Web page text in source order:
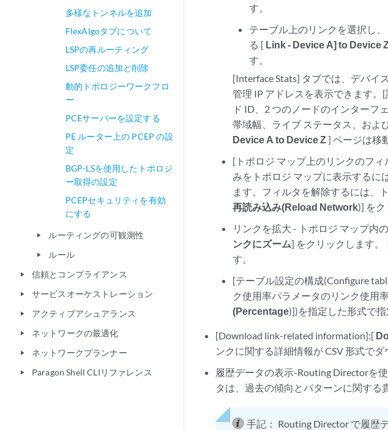
多様なトンネルを追加
FlexAlgoタブについて
LSPの再ルーティング
LSP委任の追加と削除
動的トポロジーワークフロ
ー
PCEサーバーを設定する
PE ルーター上の PCEP の設
定
BGP-LSを使用したトポロジ
ー取得の設定
PCEPセキュリティを有効
にする
play_arrow ルーティングの可観測性
play_arrow ルール
play_arrow 信頼とコンプライアンス
play_arrow サービスオーケストレーション
play_arrow アクティブアシュアランス
play_arrow ネットワークの最適化
play_arrow ネットワークプランナー
play_arrow Paragon Shell CLIリファレンス
す。
テーブル上のリンクを選択し
る [ Link - Device A] to Device
す。
[Interface Stats] タブでは、デバイ
管理 IP アドレスを表示できます
ド ID、2 つのノードのインターフ
帯域幅、ライブ ステータス、およ
Device A to Device Z] ページは移
[トポロジ マップ上のリンクのフ
みをトポロジ マップに表示するに
ます。フィルタを解除するには、
再読み込み(Reload Network)] をク
リンクを拡大 - トポロジ マップ内
ンクにズーム] をクリックします
す。
[テーブル設定の構成(Configure
ク使用率パラメータのリンク使用
(Percentage)])を指定した形式で指
[Download link-related information]:[
ンクに関する詳細情報が CSV 形式でダ
履歴データの表示-Routing Directorを
タは、過去の傾向とパターンに関する
手記： Routing Director で履歴